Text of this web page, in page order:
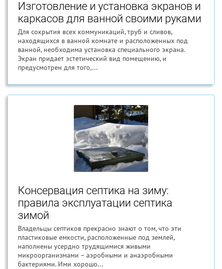
Изготовление и установка экранов и
каркасов для ванной своими руками
Для сокрытия всех коммуникаций, труб и сливов,
находящихся в ванной комнате и расположенных под
ванной, необходима установка специального экрана.
Экран придает эстетический вид помещению, и
предусмотрен для того,...
Консервация септика на зиму:
правила эксплуатации септика
зимой
Владельцы септиков прекрасно знают о том, что эти
пластиковые емкости, расположенные под землей,
наполнены усердно трудящимися живыми
микроорганизмами – аэробными и анаэробными
бактериями. Ими хорошо...